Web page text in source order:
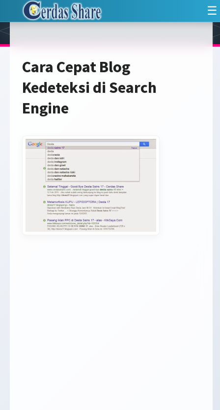
☰
Cara Cepat Blog
Kedeteksi di Search
Engine